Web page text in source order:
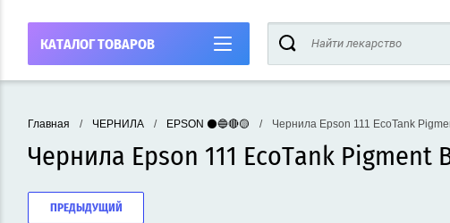
КАТАЛОГ ТОВАРОВ
Главная / ЧЕРНИЛА / EPSON ⚫🔵🔴🟡 / Чернила Epson 111 EcoTank
Чернила Epson 111 EcoTank Pigment
ПРЕДЫДУЩИЙ